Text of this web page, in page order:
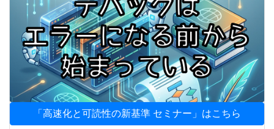
「高速化と可読性の新基準 セミナー」はこちら